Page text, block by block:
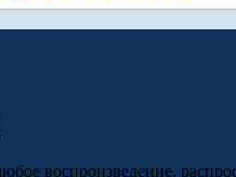
воспроизведение,